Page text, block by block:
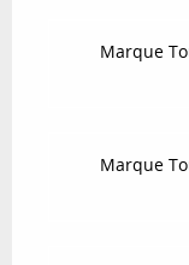
Marque
Marque